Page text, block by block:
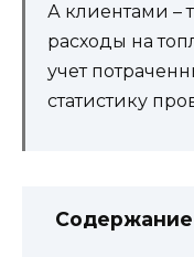
А клиентами –
расходы на
учет
статистику
Содержание